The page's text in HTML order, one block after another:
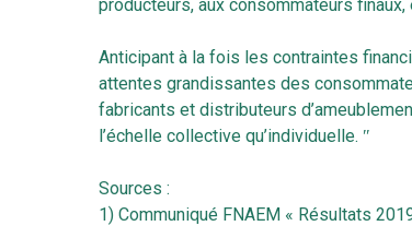
producteurs, aux consommateurs
Anticipant à la fois les contraintes
attentes grandissantes des
fabricants et distributeurs
l’échelle collective qu’individuelle. ʺ
Sources :
1) Communiqué FNAEM « Résultats